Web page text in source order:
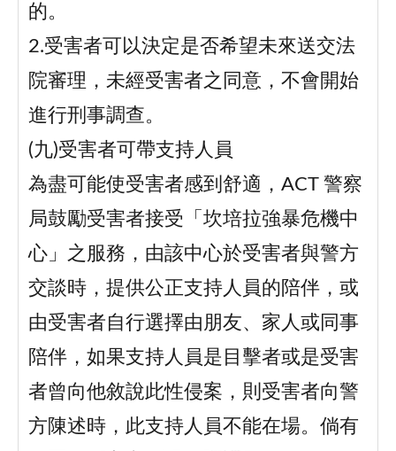
的。
2.受害者可以決定是否希望未來送交法
院審理，未經受害者之同意，不會開始
進行刑事調查。
(九)受害者可帶支持人員
為盡可能使受害者感到舒適，ACT 警察
局鼓勵受害者接受「坎培拉強暴危機中
心」之服務，由該中心於受害者與警方
交談時，提供公正支持人員的陪伴，或
由受害者自行選擇由朋友、家人或同事
陪伴，如果支持人員是目擊者或是受害
者曾向他敘說此性侵案，則受害者向警
方陳述時，此支持人員不能在場。倘有